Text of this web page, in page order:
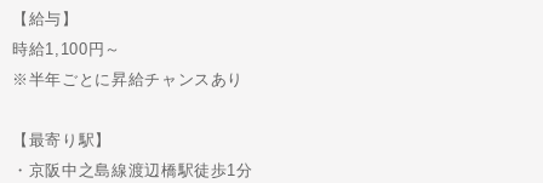
【給与】
時給1,100円～
※半年ごとに昇給チャンスあり
【最寄り駅】
・京阪中之島線渡辺橋駅徒歩1分